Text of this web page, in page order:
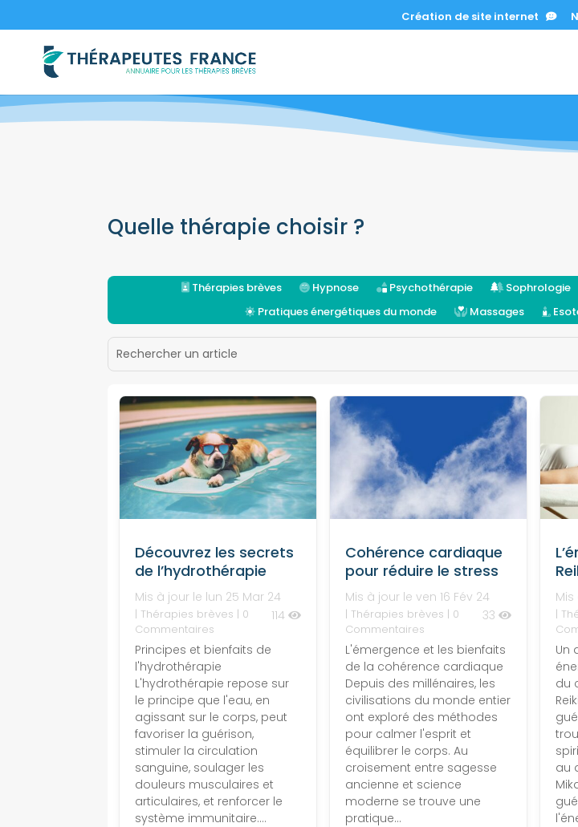
Création de site internet
Quelle thérapie choisir ?
Thérapies brèves Hypnose Psychothérapie Sophrologie
Pratiques énergétiques du monde
Massages
Découvrez les secrets
de l’hydrothérapie
Mis à jour le lun 25 Mar 24
114
| Thérapies brèves | 0
Commentaires
Principes et bienfaits de
l'hydrothérapie
L'hydrothérapie repose sur
le principe que l'eau, en
agissant sur le corps, peut
favoriser la guérison,
stimuler la circulation
sanguine, soulager les
douleurs musculaires et
articulaires, et renforcer le
système immunitaire....
Cohérence cardiaque
pour réduire le stress
Mis à jour le ven 16 Fév 24
33
| Thérapies brèves | 0
Commentaires
L'émergence et les bienfaits
de la cohérence cardiaque
Depuis des millénaires, les
civilisations du monde entier
ont exploré des méthodes
pour calmer l'esprit et
équilibrer le corps. Au
croisement entre sagesse
ancienne et science
moderne se trouve une
pratique...
Mis
|
Un
du
au